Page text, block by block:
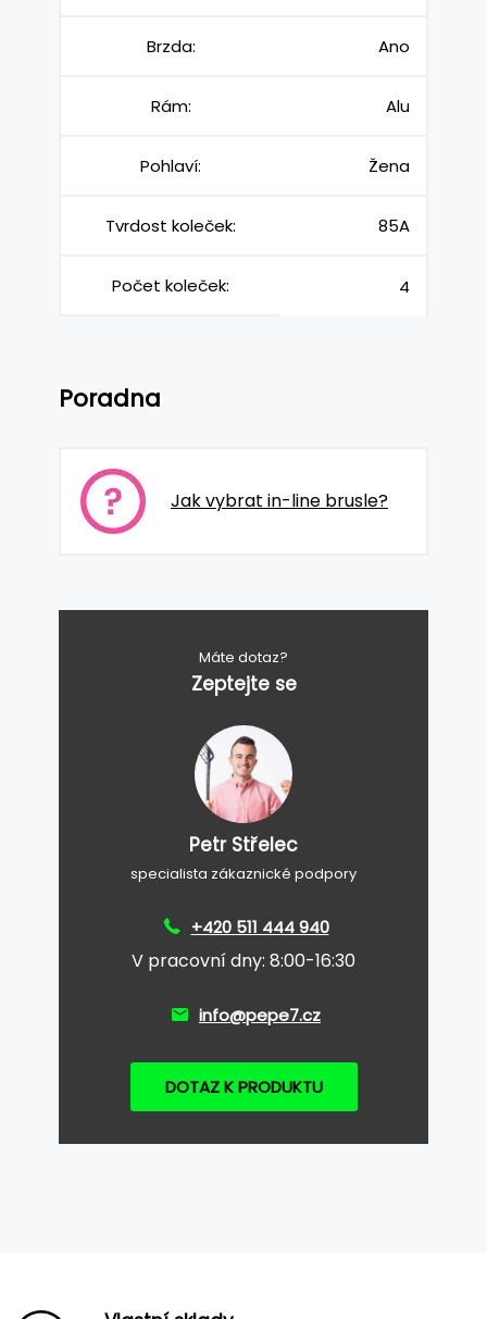
Brzda: Ano
Rám: Alu
Pohlaví: Žena
Tvrdost koleček: 85A
Počet koleček: 4
Poradna
Jak vybrat in-line brusle?
Máte dotaz?
Zeptejte se
Petr Střelec
specialista zákaznické podpory
+420 511 444 940
V pracovní dny: 8:00-16:30
info@pepe7.cz
DOTAZ K PRODUKTU